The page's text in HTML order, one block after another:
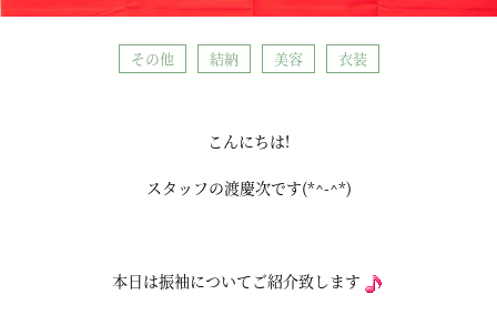
その他 結納 美容 衣装
こんにちは!
スタッフの渡慶次です(*^-^*)
本日は振袖についてご紹介致します